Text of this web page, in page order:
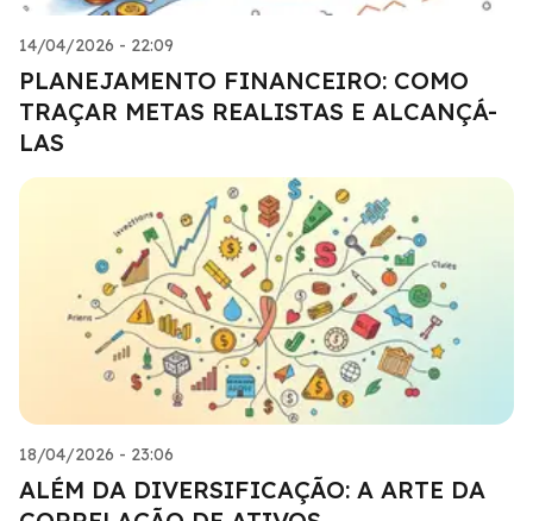
14/04/2026 - 22:09
PLANEJAMENTO FINANCEIRO: COMO
TRAÇAR METAS REALISTAS E ALCANÇÁ-
LAS
18/04/2026 - 23:06
ALÉM DA DIVERSIFICAÇÃO: A ARTE DA